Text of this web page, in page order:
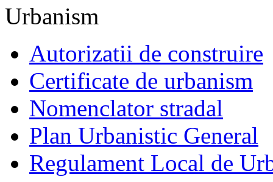
Urbanism
Autorizatii de construire
Certificate de urbanism
Nomenclator stradal
Plan Urbanistic General
Regulament Local de